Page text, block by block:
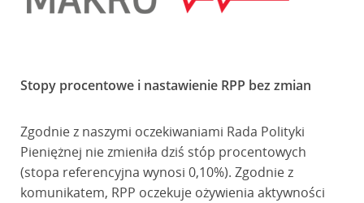
Stopy procentowe i nastawienie RPP bez zmian
Zgodnie z naszymi oczekiwaniami Rada Polityki
Pieniężnej nie zmieniła dziś stóp procentowych
(stopa referencyjna wynosi 0,10%). Zgodnie z
komunikatem, RPP oczekuje ożywienia aktywności